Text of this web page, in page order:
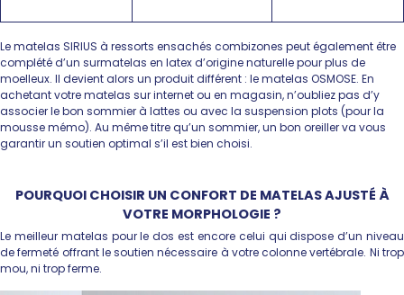
Le matelas SIRIUS à ressorts ensachés combizones peut également être
complété d’un surmatelas en latex d’origine naturelle pour plus de
moelleux. Il devient alors un produit différent : le matelas OSMOSE. En
achetant votre matelas sur internet ou en magasin, n’oubliez pas d’y
associer le bon sommier à lattes ou avec la suspension plots (pour la
mousse mémo). Au même titre qu’un sommier, un bon oreiller va vous
garantir un soutien optimal s’il est bien choisi.
POURQUOI CHOISIR UN CONFORT DE MATELAS AJUSTÉ À
VOTRE MORPHOLOGIE ?
Le meilleur matelas pour le dos est encore celui qui dispose d’un niveau
de fermeté offrant le soutien nécessaire à votre colonne vertébrale. Ni trop
mou, ni trop ferme.